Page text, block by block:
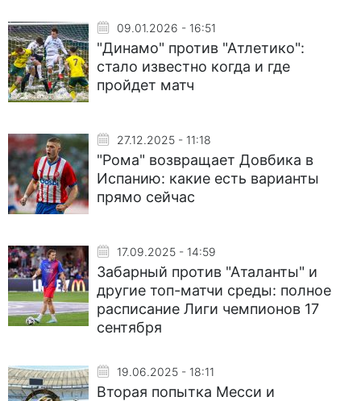
09.01.2026 - 16:51
"Динамо" против "Атлетико":
стало известно когда и где
пройдет матч
27.12.2025 - 11:18
"Рома" возвращает Довбика в
Испанию: какие есть варианты
прямо сейчас
17.09.2025 - 14:59
Забарный против "Аталанты" и
другие топ-матчи среды: полное
расписание Лиги чемпионов 17
сентября
19.06.2025 - 18:11
Вторая попытка Месси и